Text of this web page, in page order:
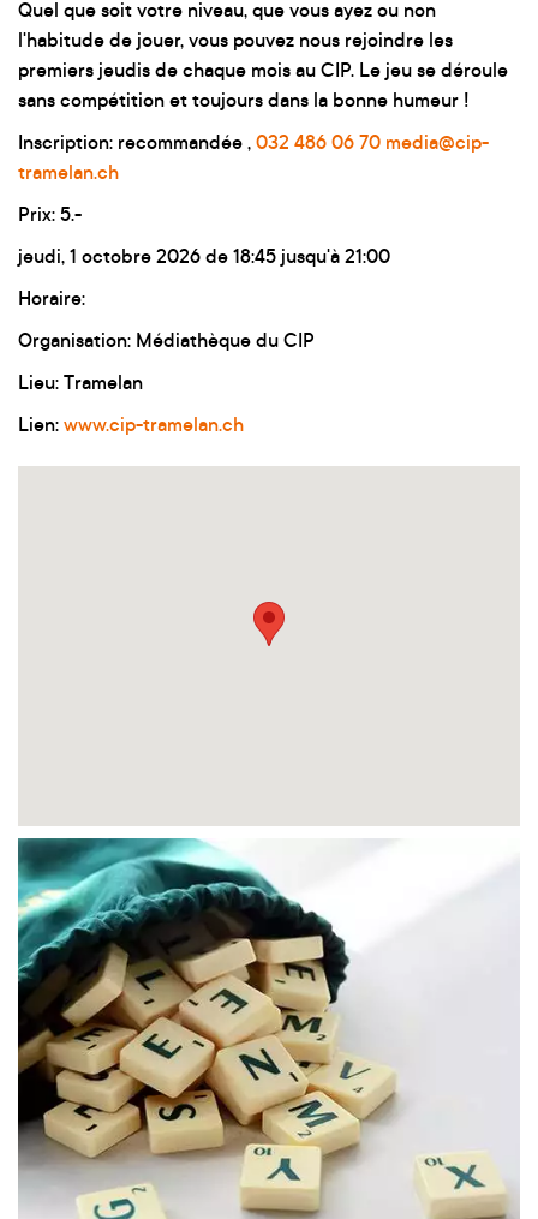
Quel que soit votre niveau, que vous ayez ou non
l'habitude de jouer, vous pouvez nous rejoindre les
premiers jeudis de chaque mois au CIP. Le jeu se déroule
sans compétition et toujours dans la bonne humeur !
Inscription: recommandée , 032 486 06 70 media@cip-
tramelan.ch
Prix: 5.-
jeudi, 1 octobre 2026 de 18:45 jusqu'à 21:00
Horaire:
Organisation: Médiathèque du CIP
Lieu: Tramelan
Lien: www.cip-tramelan.ch